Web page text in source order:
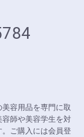
美容用品を専門に取
師や美容学生を対
ご購入には会員登